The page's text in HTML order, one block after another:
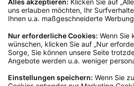
Mo – Fr 9 – 17 Uhr, Sa 9 – 13 Uhr